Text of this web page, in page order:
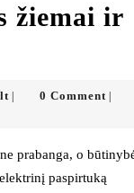
žiemai ir
lpok.lt0 Comment
paspirtuką